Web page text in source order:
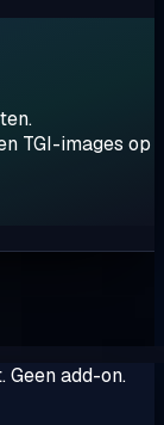
TGI-images op
add-on.